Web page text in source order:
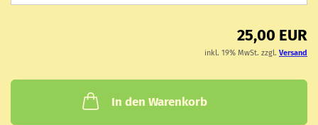
25,00 EUR
inkl. 19% MwSt. zzgl. Versand
In den Warenkorb